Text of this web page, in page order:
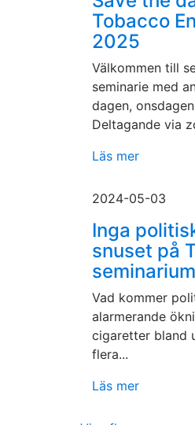
Tobacco
2025
Välkommen till
seminarie med
dagen,
Deltagande via
Läs mer
2024-05-03
Inga
snuset på
seminarium
Vad kommer
alarmerande
cigaretter bland
flera...
Läs mer